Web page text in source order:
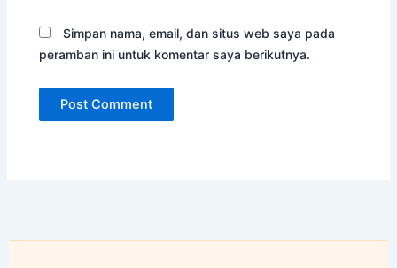
Simpan nama, email, dan situs web saya pada
peramban ini untuk komentar saya berikutnya.